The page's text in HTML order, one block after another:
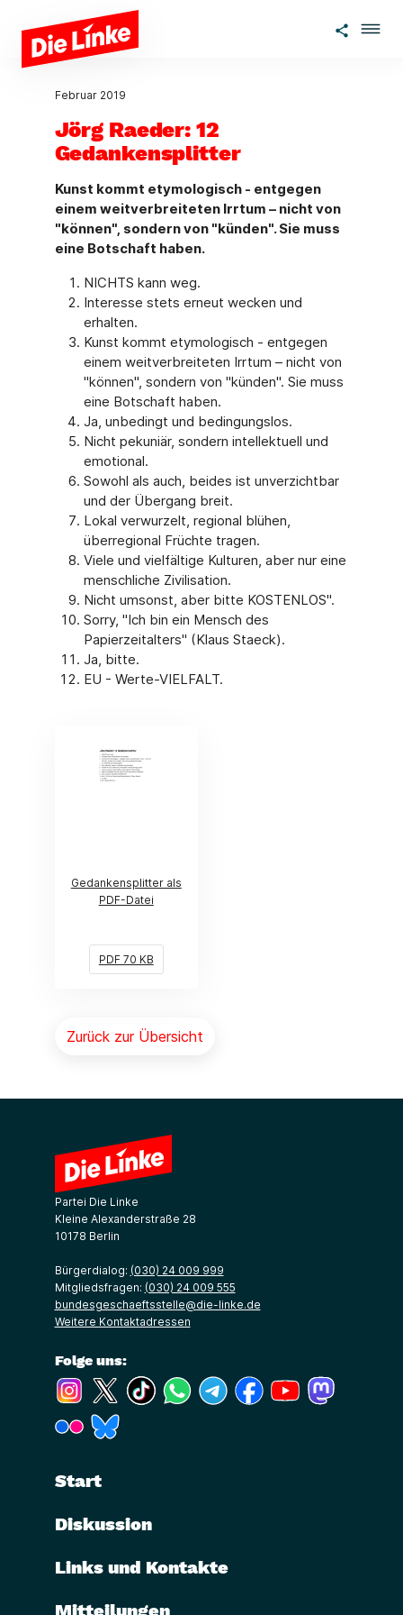
Zum Hauptinhalt springen
Februar 2019
Jörg Raeder: 12
Gedankensplitter
Kunst kommt etymologisch - entgegen
einem weitverbreiteten Irrtum – nicht von
"können", sondern von "künden". Sie muss
eine Botschaft haben.
NICHTS kann weg.
Interesse stets erneut wecken und
erhalten.
Kunst kommt etymologisch - entgegen
einem weitverbreiteten Irrtum – nicht von
"können", sondern von "künden". Sie muss
eine Botschaft haben.
Ja, unbedingt und bedingungslos.
Nicht pekuniär, sondern intellektuell und
emotional.
Sowohl als auch, beides ist unverzichtbar
und der Übergang breit.
Lokal verwurzelt, regional blühen,
überregional Früchte tragen.
Viele und vielfältige Kulturen, aber nur eine
menschliche Zivilisation.
Nicht umsonst, aber bitte KOSTENLOS".
Sorry, "Ich bin ein Mensch des
Papierzeitalters" (Klaus Staeck).
Ja, bitte.
EU - Werte-VIELFALT.
Gedankensplitter als
PDF-Datei
(Link öffnet ein neues Fenster)
PDF 70 KB
Zurück zur Übersicht
Partei Die Linke
Kleine Alexanderstraße 28
10178 Berlin
Bürgerdialog: (030) 24 009 999
Mitgliedsfragen: (030) 24 009 555
bundesgeschaeftsstelle@die-linke.de
Weitere Kontaktadressen
Folge uns:
(Link öffnet ein neues Fenster)
(Link öffnet ein neues Fenster)
(Link öffnet ein neues Fenster)
(Link öffnet ein neues Fenster)
(Link öffnet ein neues Fenster)
(Link öffnet ein neues
(Link öffnet ein
(Link öffnet ein neues Fenster)
Start
Diskussion
Links und Kontakte
Mitteilungen